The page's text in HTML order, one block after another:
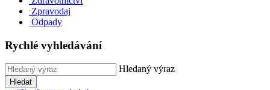
Zpravodaj
Odpady
Rychlé vyhledávání
Hledaný výraz
Hledat